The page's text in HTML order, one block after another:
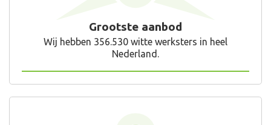
Grootste aanbod
Wij hebben 356.530 witte werksters in heel
Nederland.